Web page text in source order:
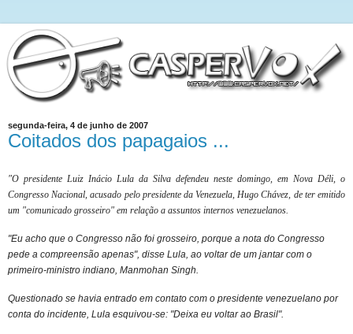
segunda-feira, 4 de junho de 2007
Coitados dos papagaios ...
"O presidente Luiz Inácio Lula da Silva defendeu neste domingo, em Nova Déli, o
Congresso Nacional, acusado pelo presidente da Venezuela, Hugo Chávez, de ter emitido
um "comunicado grosseiro" em relação a assuntos internos venezuelanos.
"Eu acho que o Congresso não foi grosseiro, porque a nota do Congresso
pede a compreensão apenas", disse Lula, ao voltar de um jantar com o
primeiro-ministro indiano, Manmohan Singh.
Questionado se havia entrado em contato com o presidente venezuelano por
conta do incidente, Lula esquivou-se: "Deixa eu voltar ao Brasil".